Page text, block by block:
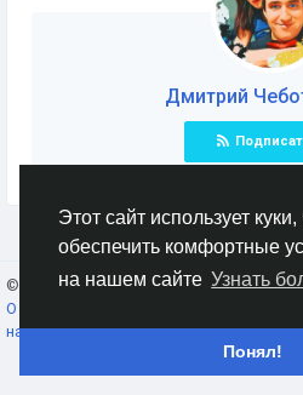
Этот сайт использует
обеспечить комфортные
на нашем сайте Узнать
Понял!
Дмитрий
© 2026 AnimeSocial.SU - Первая аниме
О нас
нами
Каталог